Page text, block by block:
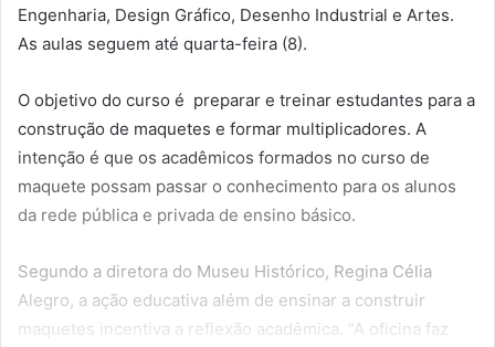
Engenharia, Design Gráfico, Desenho Industrial e Artes.
As aulas seguem até quarta-feira (8).
O objetivo do curso é preparar e treinar estudantes para a
construção de maquetes e formar multiplicadores. A
intenção é que os acadêmicos formados no curso de
maquete possam passar o conhecimento para os alunos
da rede pública e privada de ensino básico.
Segundo a diretora do Museu Histórico, Regina Célia
Alegro, a ação educativa além de ensinar a construir
maquetes incentiva a reflexão acadêmica. “A oficina faz